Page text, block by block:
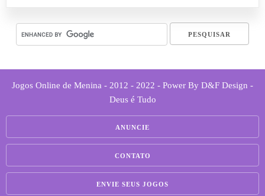
Jogos Online de Menina - 2012 - 2022 - Power By D&F Design -
Deus é Tudo
ANUNCIE
CONTATO
ENVIE SEUS JOGOS